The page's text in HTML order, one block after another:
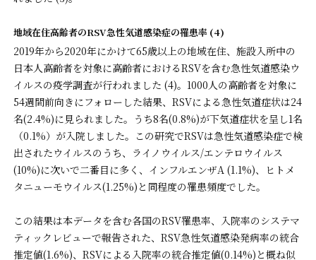
地域在住高齢者のRSV急性気道感染症の罹患率 (4)
2019年から2020年にかけて65歳以上の地域在住、施設入所中の
日本人高齢者を対象に高齢者におけるRSVを含む急性気道感染ウ
イルスの疫学調査が行われました (4)。1000人の高齢者を対象に
54週間前向きにフォローした結果、RSVによる急性気道症状は24
名(2.4%)に見られました。うち8名(0.8%)が下気道症状を呈し1名
（0.1%）が入院しました。この研究でRSVは急性気道感染症で検
出されたウイルスのうち、ライノウイルス/エンテロウイルス
(10%)に次いで二番目に多く、インフルエンザA (1.1%)、ヒトメ
タニューモウイルス(1.25%)と同程度の罹患頻度でした。
この結果は本データを含む各国のRSV罹患率、入院率のシステマ
ティックレビューで報告された、RSV急性気道感染発病率の統合
推定値(1.6%)、RSVによる入院率の統合推定値(0.14%)と概ね似